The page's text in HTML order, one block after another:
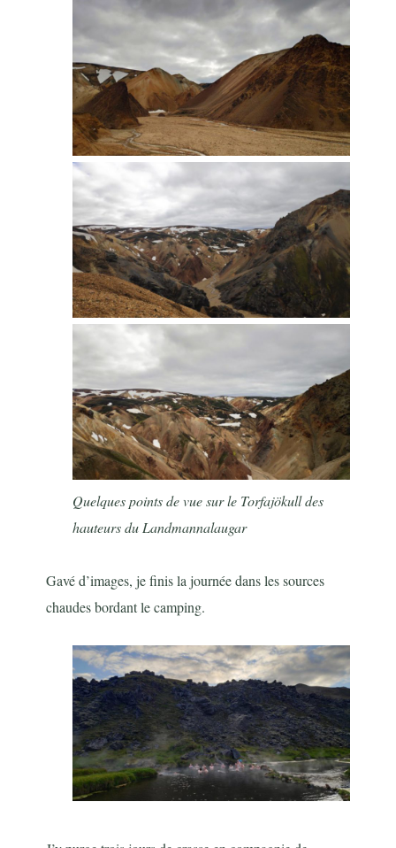
Quelques points de vue sur le Torfajökull des
hauteurs du Landmannalaugar
Gavé d’images, je finis la journée dans les sources
chaudes bordant le camping.